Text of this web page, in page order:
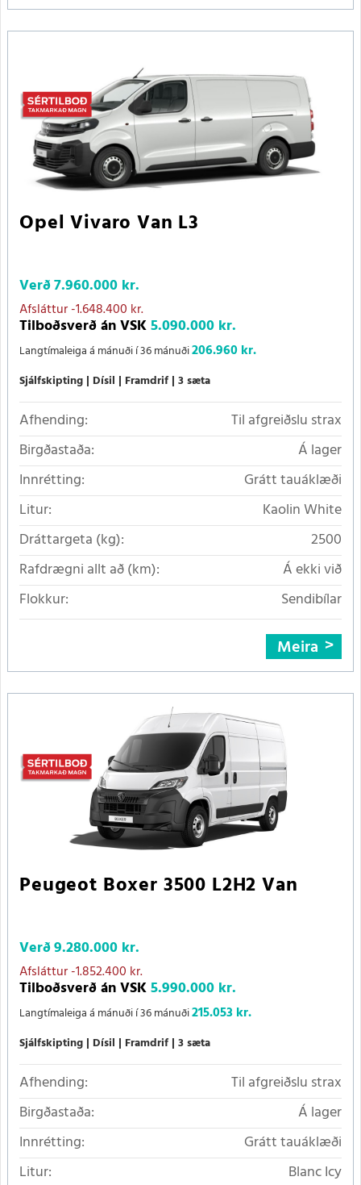
Opel Vivaro Van L3
Verð7.960.000 kr.
Afsláttur-1.648.400 kr.
Tilboðsverð án VSK5.090.000 kr.
Langtímaleiga á mánuði í 36 mánuði206.960 kr.
Sjálfskipting Dísil Framdrif 3 sæta
Afhending:
Til afgreiðslu strax
Birgðastaða:
Á lager
Innrétting:
Grátt tauáklæði
Litur:
Kaolin White
Dráttargeta (kg):
2500
Rafdrægni allt að (km):
Á ekki við
Flokkur:
Sendibílar
Meira
Peugeot Boxer 3500 L2H2 Van
Verð9.280.000 kr.
Afsláttur-1.852.400 kr.
Tilboðsverð án VSK5.990.000 kr.
Langtímaleiga á mánuði í 36 mánuði215.053 kr.
Sjálfskipting Dísil Framdrif 3 sæta
Afhending:
Til afgreiðslu strax
Birgðastaða:
Á lager
Innrétting:
Grátt tauáklæði
Litur:
Blanc Icy